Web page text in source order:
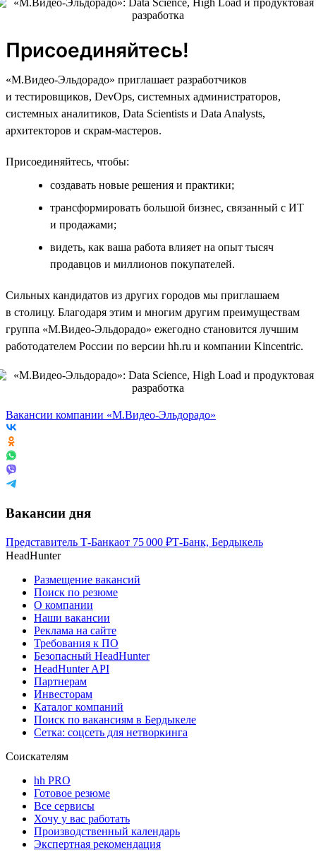
Присоединяйтесь!
«М.Видео-Эльдорадо» приглашает разработчиков
и тестировщиков, DevOps, системных администраторов,
системных аналитиков, Data Scientists и Data Analysts,
архитекторов и скрам-мастеров.
Присоединяйтесь, чтобы:
создавать новые решения и практики;
трансформировать большой бизнес, связанный с ИТ
и продажами;
видеть, как ваша работа влияет на опыт тысяч
продавцов и миллионов покупателей.
Сильных кандидатов из других городов мы приглашаем
в столицу. Благодаря этим и многим другим преимуществам
группа «М.Видео-Эльдорадо» ежегодно становится лучшим
работодателем России по версии hh.ru и компании Kincentric.
Вакансии компании «М.Видео-Эльдорадо»
Вакансии дня
Представитель Т-Банкаот 75 000 ₽Т-Банк, Бердыкель
HeadHunter
Размещение вакансий
Поиск по резюме
О компании
Наши вакансии
Реклама на сайте
Требования к ПО
Безопасный HeadHunter
HeadHunter API
Партнерам
Инвесторам
Каталог компаний
Поиск по вакансиям в Бердыкеле
Сетка: соцсеть для нетворкинга
Соискателям
hh PRO
Готовое резюме
Все сервисы
Хочу у вас работать
Производственный календарь
Экспертная рекомендация